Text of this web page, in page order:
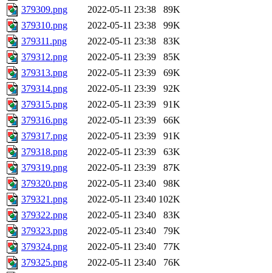
379309.png
2022-05-11 23:38
89K
379310.png
2022-05-11 23:38
99K
379311.png
2022-05-11 23:38
83K
379312.png
2022-05-11 23:39
85K
379313.png
2022-05-11 23:39
69K
379314.png
2022-05-11 23:39
92K
379315.png
2022-05-11 23:39
91K
379316.png
2022-05-11 23:39
66K
379317.png
2022-05-11 23:39
91K
379318.png
2022-05-11 23:39
63K
379319.png
2022-05-11 23:39
87K
379320.png
2022-05-11 23:40
98K
379321.png
2022-05-11 23:40 102K
379322.png
2022-05-11 23:40
83K
379323.png
2022-05-11 23:40
79K
379324.png
2022-05-11 23:40
77K
379325.png
2022-05-11 23:40
76K